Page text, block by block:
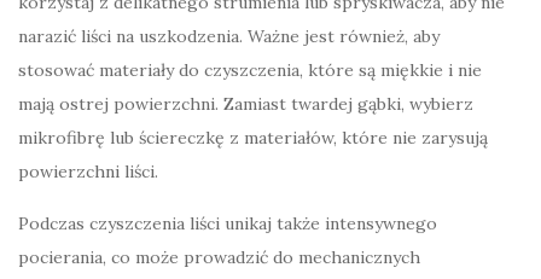
narazić liści na uszkodzenia. Ważne jest również, aby
stosować materiały do czyszczenia, które są miękkie i nie
mają ostrej powierzchni. Zamiast twardej gąbki, wybierz
mikrofibrę lub ściereczkę z materiałów, które nie zarysują
powierzchni liści.
Podczas czyszczenia liści unikaj także intensywnego
pocierania, co może prowadzić do mechanicznych